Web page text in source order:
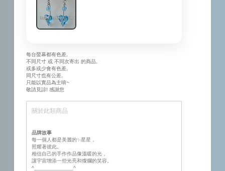
每台螢幕都有色差,
不同尺寸 或 不同次寄出 的商品,
或多或少會有色差,
同尺寸也有公差,
只能以實品為主唷~
敬請見諒! 感謝您
關於此類商品
品牌故事
每一個人都是美麗的✨星星，
照耀著彼此。
相信自己的手作作品像溫暖的光，
讓宇宙增添一些光亮和燦爛的笑容。
^_____________^